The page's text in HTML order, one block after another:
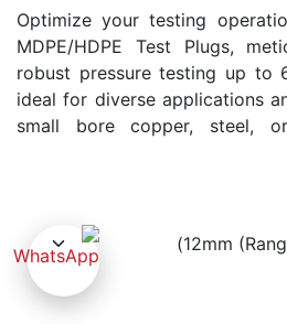
Optimize your testing
MDPE/HDPE Test Plugs,
robust pressure testing up to
ideal for diverse applications
small bore copper, steel, or